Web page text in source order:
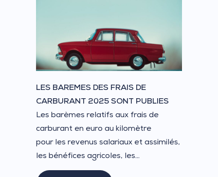
LES BAREMES DES FRAIS DE
CARBURANT 2025 SONT PUBLIES
Les barèmes relatifs aux frais de
carburant en euro au kilomètre
pour les revenus salariaux et assimilés,
les bénéfices agricoles, les...